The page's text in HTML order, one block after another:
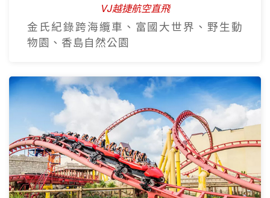
VJ越捷航空直飛
金氏紀錄跨海纜車、富國大世界、野生動
物園、香島自然公園